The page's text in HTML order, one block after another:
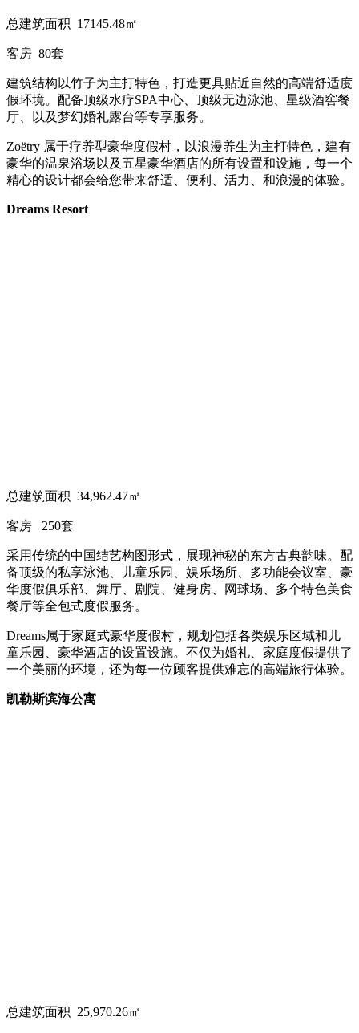
总建筑面积 17145.48㎡
客房 80套
建筑结构以竹子为主打特色，打造更具贴近自然的高端舒适度
假环境。配备顶级水疗SPA中心、顶级无边泳池、星级酒窖餐
厅、以及梦幻婚礼露台等专享服务。
Zoëtry 属于疗养型豪华度假村，以浪漫养生为主打特色，建有
豪华的温泉浴场以及五星豪华酒店的所有设置和设施，每一个
精心的设计都会给您带来舒适、便利、活力、和浪漫的体验。
Dreams Resort
总建筑面积 34,962.47㎡
客房 250套
采用传统的中国结艺构图形式，展现神秘的东方古典韵味。配
备顶级的私享泳池、儿童乐园、娱乐场所、多功能会议室、豪
华度假俱乐部、舞厅、剧院、健身房、网球场、多个特色美食
餐厅等全包式度假服务。
Dreams属于家庭式豪华度假村，规划包括各类娱乐区域和儿
童乐园、豪华酒店的设置设施。不仅为婚礼、家庭度假提供了
一个美丽的环境，还为每一位顾客提供难忘的高端旅行体验。
凯勒斯滨海公寓
总建筑面积 25,970.26㎡